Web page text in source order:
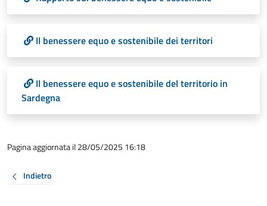
Il benessere equo e sostenibile dei territori
Il benessere equo e sostenibile del territorio in
Sardegna
Pagina aggiornata il 28/05/2025 16:18
Indietro